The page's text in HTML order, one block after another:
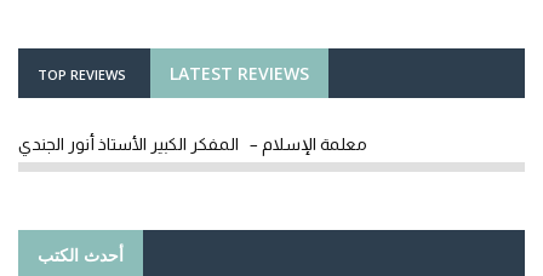
LATEST REVIEWS
TOP REVIEWS
معلمة الإسلام – المفكر الكبير الأستاذ أنور الجندي
أحدث الكتب